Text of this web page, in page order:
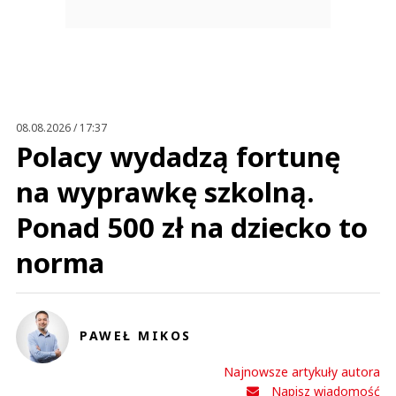
08.08.2026 / 17:37
Polacy wydadzą fortunę
na wyprawkę szkolną.
Ponad 500 zł na dziecko to
norma
PAWEŁ MIKOS
Najnowsze artykuły autora
Napisz wiadomość